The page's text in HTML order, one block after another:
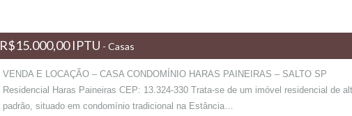
R$15.000,00 IPTU - Casas
VENDA E LOCAÇÃO – CASA CONDOMÍNIO HARAS PAINEIRAS – SALTO SP
Residencial Haras Paineiras CEP: 13.324-330 Trata-se de um imóvel residencial de
padrão, situado em condomínio tradicional na Estância…